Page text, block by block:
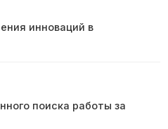
инноваций в
поиска работы за